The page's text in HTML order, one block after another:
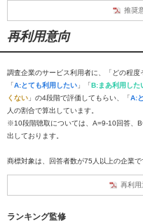
推奨
再利用意向
調査企業のサービス利用者に、「どの程
「A:とても利用したい 」「B:まあ利用した
くない 」の4段階で評価してもらい、「A:
人の割合で算出しています。
※10段階聴取については、A=9-10回答、
出しております。
商標対象は、回答者数が75人以上の企業で
再利用
ランキング監修